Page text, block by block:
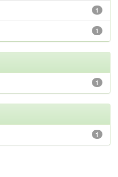
1
1
1
1